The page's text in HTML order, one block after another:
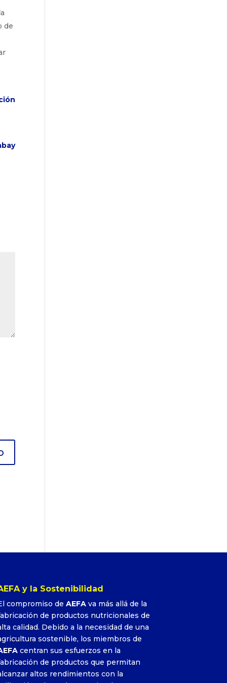
de
y la Sostenibilidad
compromiso de AEFAva más allá de la
de productos nutricionales de
calidad. Debido a la necesidad de una
sostenible, los miembros de
centran sus esfuerzos en la
de productos que permitan
altos rendimientos con la